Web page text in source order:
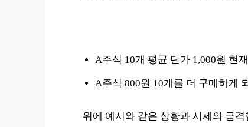
A주식 10개 평균 단가 1,000원 현
A주식 800원 10개를 더 구매하게
위에 예시와 같은 상황과 시세의 급